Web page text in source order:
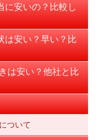
に安いの？比較し
は安い？早い？比
は安い？他社と比
ついて